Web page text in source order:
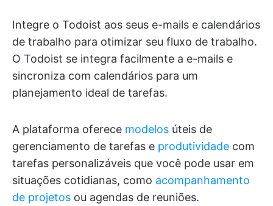
Integre o Todoist aos seus e-mails e calendários
de trabalho para otimizar seu fluxo de trabalho.
O Todoist se integra facilmente a e-mails e
sincroniza com calendários para um
planejamento ideal de tarefas.
A plataforma oferece modelos úteis de
gerenciamento de tarefas e produtividade com
tarefas personalizáveis que você pode usar em
situações cotidianas, como acompanhamento
de projetos ou agendas de reuniões.